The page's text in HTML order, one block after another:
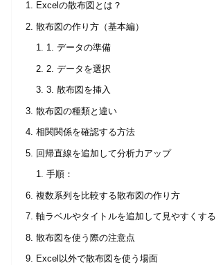
Excelの散布図とは？
散布図の作り方（基本編）
1. データの準備
2. データを選択
3. 散布図を挿入
散布図の種類と違い
相関関係を確認する方法
回帰直線を追加して分析力アップ
手順：
複数系列を比較する散布図の作り方
軸ラベルやタイトルを追加して見やすくする
散布図を使う際の注意点
Excel以外で散布図を使う場面